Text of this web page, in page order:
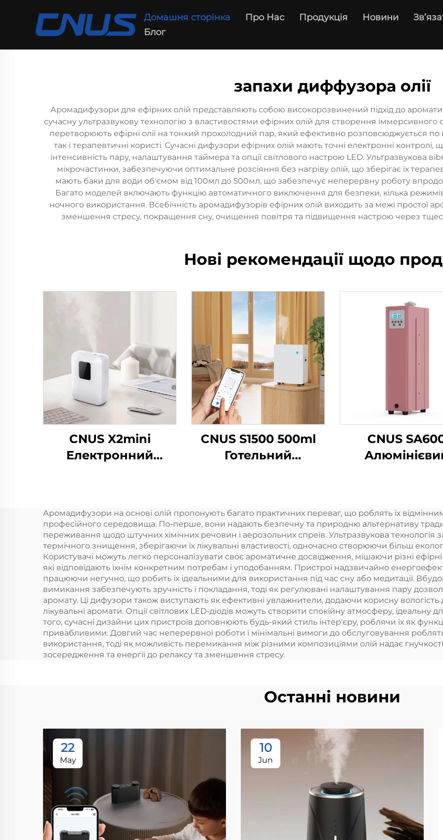
Домашня сторінка Про Нас Продукція Новини
Блог
запахи диффузора олії
Аромадифузори для ефірних олій представляють собою високорозвинений підхід до
сучасну ультразвукову технологію з властивостями ефірних олій для створення іммерсивного
перетворюють ефірні олії на тонкий прохолодний пар, який ефективно розповсюджується
так і терапевтичні користі. Сучасні дифузори ефірних олій мають точні електронні
інтенсивність пару, налаштування таймера та опції світлового настрою LED. Ультразвукова
мікрочастинки, забезпечуючи оптимальне розсіяння без нагріву олій, що зберігає їх
мають баки для води об'ємом від 100мл до 500мл, що забезпечує неперервну роботу
Багато моделей включають функцію автоматичного виключення для безпеки, кілька
ночного використання. Всебічність аромадифузорів ефірних олій виходить за межі простої
зменшення стресу, покращення сну, очищення повітря та підвищення настрою через
Нові рекомендації щодо
CNUS X2mini
Електронний
Духовина Масло
розумний
диффузер аромати
CNUS S1500 500ml
Готельний
Чистильник
парфумів Аромати
Ароматизатор
повітря
Ароматизатор
повітря
CNUS
аромат
аромат
hvac
Готель
Аромадифузори на основі олій пропонують багато практичних переваг, що роблять їх
професійного середовища. По-перше, вони надають безпечну та природню альтернативу
переживання щодо штучних хімічних речовин і аерозольних спреїв. Ультразвукова технологія
термічного знищення, зберігаючи їх лікувальні властивості, одночасно створюючи більш
Користувачі можуть легко персоналізувати своє ароматичне досвідження, мішаючи різні ефірні
які відповідають їхнім конкретним потребам і уподобанням. Пристрої надзвичайно
працюючи негучно, що робить їх ідеальними для використання під час сну або медитації.
вимикання забезпечують зручність і покладання, тоді як регулювані налаштування пару
аромату. Ці дифузори також виступають як ефективні увлажнители, додаючи корисну вологість
лікувальні аромати. Опції світлових LED-діодів можуть створити спокійну атмосферу,
того, сучасні дизайни цих пристроїв доповнюють будь-який стиль інтер'єру, роблячи їх як
привабливими. Довгий час неперервної роботи і мінімальні вимоги до обслуговування
використання, тоді як можливість перемикання між різними композиціями олій надає
зосередження та енергії до релаксу та зменшення стресу.
Останні новини
22
May
10
Jun